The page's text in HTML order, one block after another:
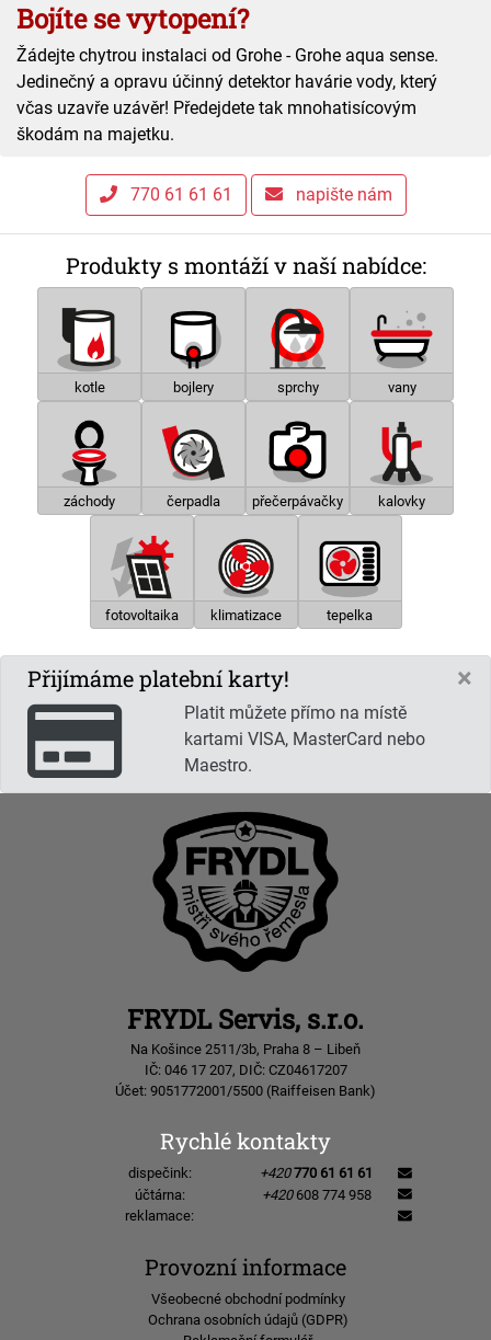
Bojíte se vytopení?
Žádejte chytrou instalaci od Grohe - Grohe aqua sense.
Jedinečný a opravu účinný detektor havárie vody, který
včas uzavře uzávěr! Předejdete tak mnohatisícovým
škodám na majetku.
770 61 61 61 napište nám
Produkty s montáží v naší nabídce:
kotle bojlery sprchy vany
záchody čerpadla přečerpávačky kalovky
fotovoltaika klimatizace tepelka
Přijímáme platební karty! ×
Platit můžete přímo na místě
kartami VISA, MasterCard nebo
Maestro.
FRYDL Servis, s.r.o.
Na Košince 2511/3b, Praha 8 – Libeň
IČ: 046 17 207, DIČ: CZ04617207
Účet: 9051772001/5500 (Raiffeisen Bank)
Rychlé kontakty
dispečink: +420770 61 61 61
účtárna:
+420608 774 958
reklamace:
Provozní informace
Všeobecné obchodní podmínky
Ochrana osobních údajů (GDPR)